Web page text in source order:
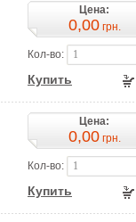
Цена:
0,00грн.
Кол-во:
Купить
Цена:
0,00грн.
Кол-во:
Купить